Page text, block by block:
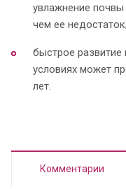
увлажнение почвы
чем ее недостаток;
быстрое развитие
условиях может
лет.
Комментарии